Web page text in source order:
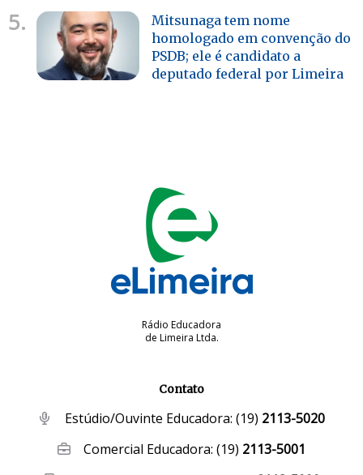
5.
Mitsunaga tem nome
homologado em convenção do
PSDB; ele é candidato a
deputado federal por Limeira
Rádio Educadora
de Limeira Ltda.
Contato
Estúdio/Ouvinte Educadora: (19) 2113-5020
Comercial Educadora:(19) 2113-5001